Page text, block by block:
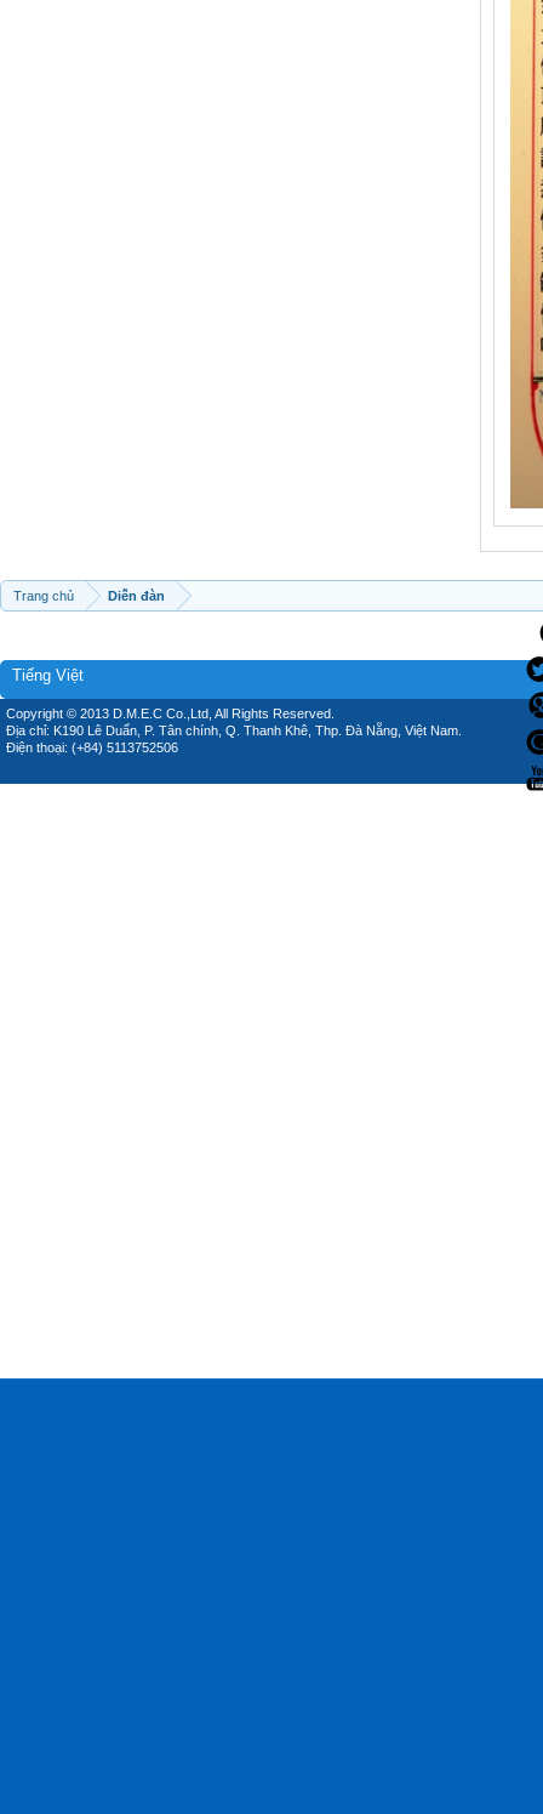
Trang chủ Diễn đàn
Tiếng Việt
Copyright © 2013 D.M.E.C Co.,Ltd, All Rights Reserved.
Địa chỉ: K190 Lê Duẩn, P. Tân chính, Q. Thanh Khê, Thp. Đà Nẵng, Việt Nam.
Điện thoại: (+84) 5113752506